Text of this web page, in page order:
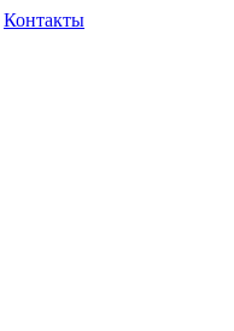
Контакты